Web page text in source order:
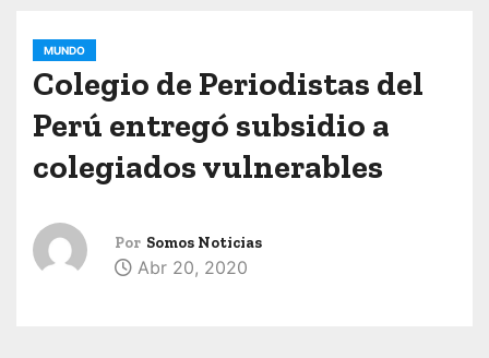
MUNDO
Colegio de Periodistas del
Perú entregó subsidio a
colegiados vulnerables
Por Somos Noticias
Abr 20, 2020